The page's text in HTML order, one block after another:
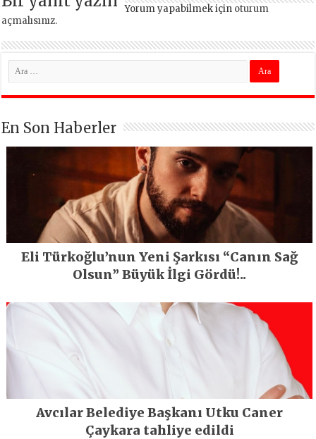
Yorum yapabilmek için oturum
açmalısınız.
En Son Haberler
Eli Türkoğlu’nun Yeni Şarkısı “Canın Sağ
Olsun” Büyük İlgi Gördü!..
Avcılar Belediye Başkanı Utku Caner
Çaykara tahliye edildi